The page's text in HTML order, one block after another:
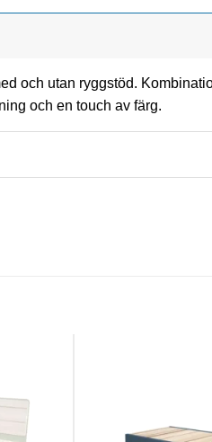
och utan ryggstöd.
och en touch av färg.